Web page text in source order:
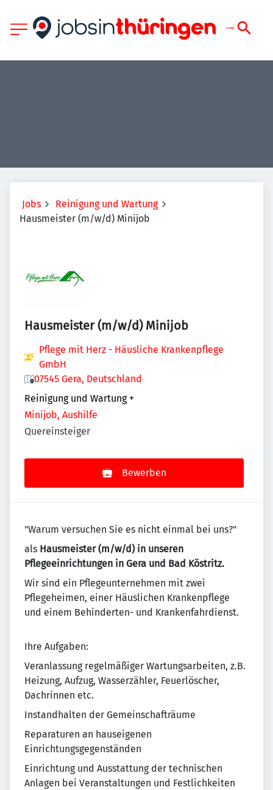
Jobs
Reinigung und Wartung
Hausmeister (m/w/d) Minijob
Hausmeister (m/w/d) Minijob
Pflege mit Herz - Häusliche Krankenpflege
GmbH
07545 Gera, Deutschland
Reinigung und Wartung +
Minijob, Aushilfe
Quereinsteiger
Bewerben
"Warum versuchen Sie es nicht einmal bei uns?"
als Hausmeister (m/w/d) in unseren
Pflegeeinrichtungen in Gera und Bad Köstritz.
Wir sind ein Pflegeunternehmen mit zwei
Pflegeheimen, einer Häuslichen Krankenpflege
und einem Behinderten- und Krankenfahrdienst.
Ihre Aufgaben:
Veranlassung regelmäßiger Wartungsarbeiten, z.B.
Heizung, Aufzug, Wasserzähler, Feuerlöscher,
Dachrinnen etc.
Instandhalten der Gemeinschafträume
Reparaturen an hauseigenen
Einrichtungsgegenständen
Einrichtung und Ausstattung der technischen
Anlagen bei Veranstaltungen und Festlichkeiten